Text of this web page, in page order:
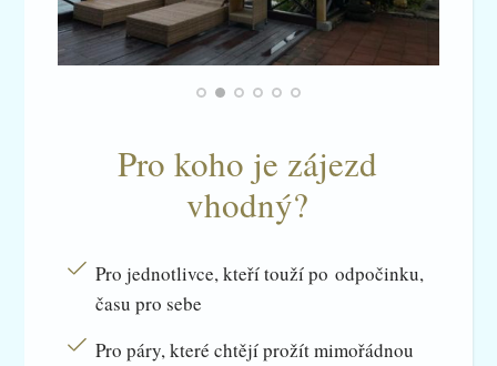
Pro koho je zájezd
vhodný?
Pro jednotlivce, kteří touží po odpočinku,
času pro sebe
Pro páry, které chtějí prožít mimořádnou